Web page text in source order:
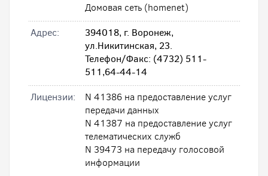
Домовая сеть (homenet)
Адрес:
394018, г. Воронеж,
ул.Никитинская, 23.
Телефон/Факс: (4732) 511-
511,64-44-14
Лицензии:
N 41386 на предоставление услуг
передачи данных
N 41387 на предоставление услуг
телематических служб
N 39473 на передачу голосовой
информации